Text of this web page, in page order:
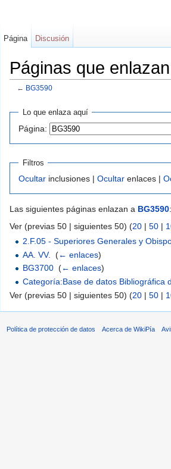
Páginas que
← BG3590
Lo que enlaza aquí
Página:
Filtros
Ocultar inclusiones | Ocultar enlaces |
Las siguientes páginas enlazan a BG3590:
Ver (previas 50 | siguientes 50) (20 | 50 |
2.F.05 - Superiores Generales y
AA. VV.
(← enlaces)
BG3700 (← enlaces)
Categoría:Base de datos Bibliográfica
Ver (previas 50 | siguientes 50) (20 | 50 |
Página Discusión
Política de protección de datos Acerca de WikiPía